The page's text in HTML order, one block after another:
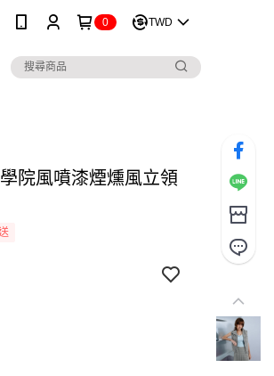
0 TWD
院風噴漆煙燻風立領